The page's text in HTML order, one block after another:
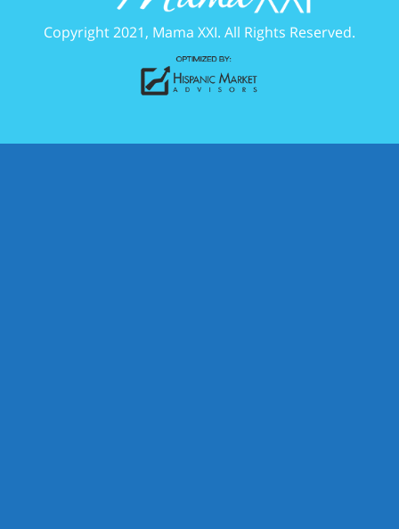
Copyright 2021, Mama XXI. All Rights Reserved.